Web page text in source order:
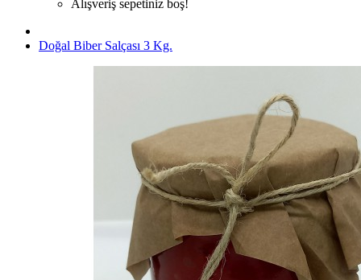
Alışveriş sepetiniz boş!
Doğal Biber Salçası 3 Kg.